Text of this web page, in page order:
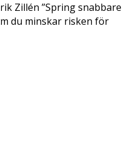
Zillén ”Spring snabbare
du minskar risken för